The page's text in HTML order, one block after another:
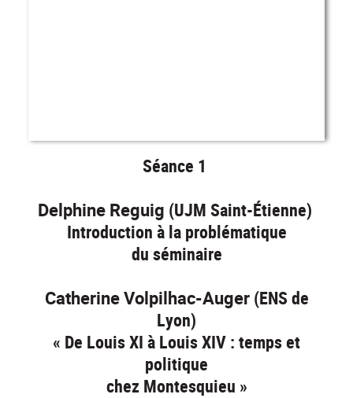
Séance 1
Delphine Reguig (UJM Saint-Étienne)
Introduction à la problématique
du séminaire
Catherine Volpilhac-Auger(ENS de
Lyon)
« De Louis XI à Louis XIV : temps et
politique
chez Montesquieu »